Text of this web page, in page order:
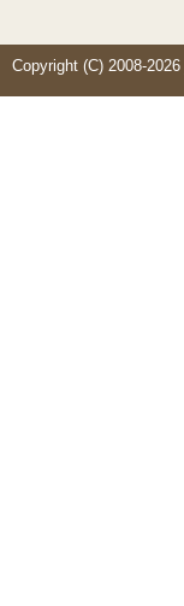
Copyright (C) 2008-